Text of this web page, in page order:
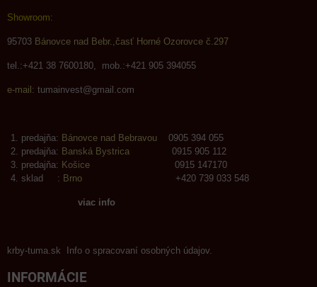
Showroom:
95703 Bánovce nad Bebr.,časť Horné Ozorovce č.297
tel.:+421 38 7600180, mob.:+421 905 394055
e-mail: tumainvest@gmail.com
predajňa: Bánovce nad Bebravou 0905 394 055
predajňa: Banská Bystrica 0915 905 112
predajňa: Košice 0915 147170
sklad : Brno +420 739 033 548
viac info
krby-tuma.sk Info o spracovaní osobných údajov.
INFORMÁCIE